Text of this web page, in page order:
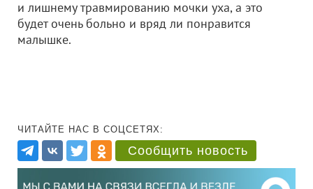
и лишнему травмированию мочки уха, а это
будет очень больно и вряд ли понравится
малышке.
ЧИТАЙТЕ НАС В СОЦСЕТЯХ:
Сообщить новость